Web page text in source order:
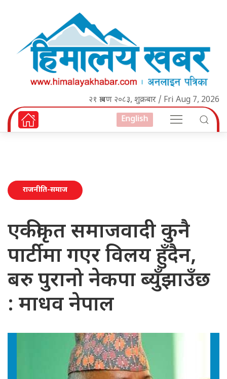
२१ श्रावण २०८३, शुक्रबार / Fri Aug 7, 2026
English
राजनीति-समाज
एकीकृत समाजवादी कुनै
पार्टीमा गएर विलय हुँदैन,
बरु पुरानो नेकपा ब्युँझाउँछ
: माधव नेपाल